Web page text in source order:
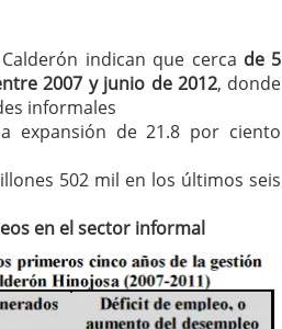
indican que cerca de 5
2007 y junio de 2012, donde
informales
expansión de 21.8 por ciento
502 mil en los últimos seis
en el sector informal